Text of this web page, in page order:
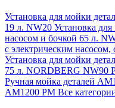
Установка для мойки
19 л. NW20 Установка
насосом и бочкой 65 л.
с электрическим
Установка для мойки
75 л. NORDBERG NW90
Ручная мойка деталей
АМ1200 РМ Все